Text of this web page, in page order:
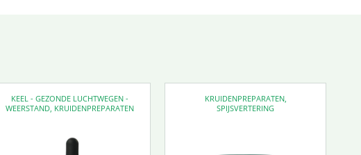
KEEL - GEZONDE LUCHTWEGEN -
WEERSTAND, KRUIDENPREPARATEN
KRUIDENPREPARATEN,
SPIJSVERTERING